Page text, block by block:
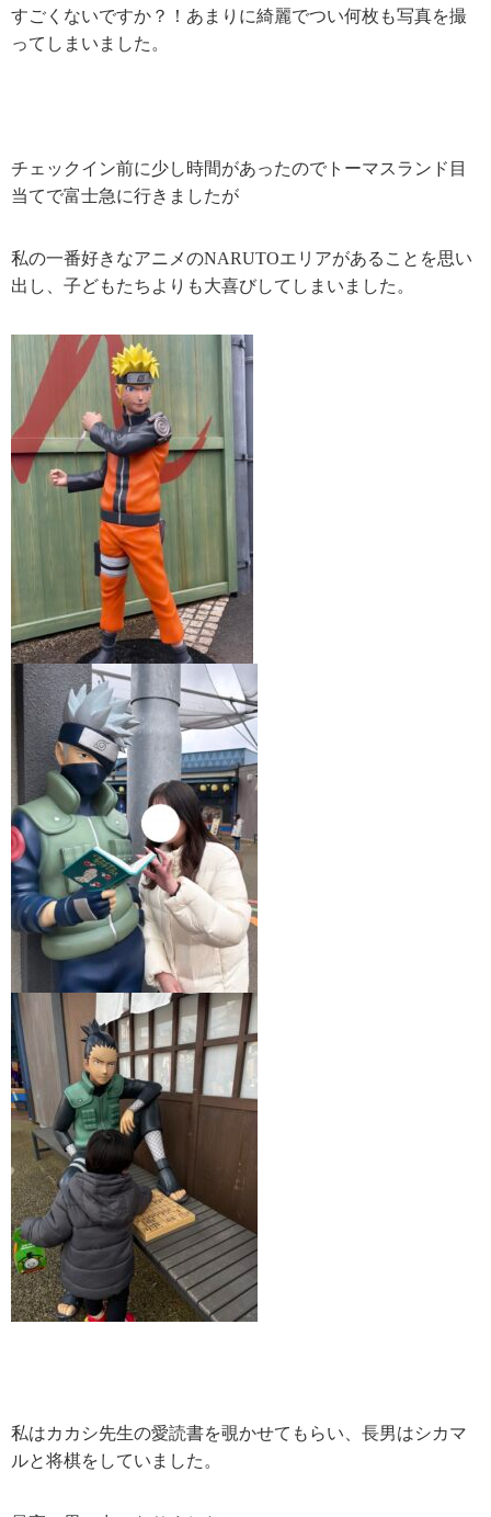
すごくないですか？！あまりに綺麗でつい何枚も写真を撮
ってしまいました。
チェックイン前に少し時間があったのでトーマスランド目
当てで富士急に行きましたが
私の一番好きなアニメのNARUTOエリアがあることを思い
出し、子どもたちよりも大喜びしてしまいました。
私はカカシ先生の愛読書を覗かせてもらい、長男はシカマ
ルと将棋をしていました。